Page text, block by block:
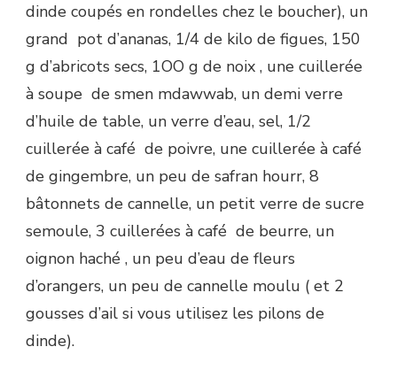
المشمش
و
و
الكركاع
dinde coupés en rondelles chez le boucher), un
grand pot d’ananas, 1/4 de kilo de figues, 150
g d’abricots secs, 1OO g de noix , une cuillerée
à soupe de smen mdawwab, un demi verre
d’huile de table, un verre d’eau, sel, 1/2
cuillerée à café de poivre, une cuillerée à café
de gingembre, un peu de safran hourr, 8
bâtonnets de cannelle, un petit verre de sucre
semoule, 3 cuillerées à café de beurre, un
oignon haché , un peu d’eau de fleurs
d’orangers, un peu de cannelle moulu ( et 2
gousses d’ail si vous utilisez les pilons de
dinde).